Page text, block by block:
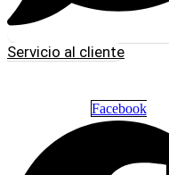
Servicio al cliente
Facebook